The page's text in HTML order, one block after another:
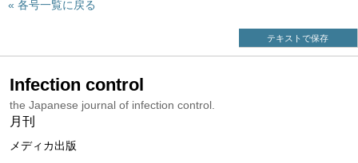
各号一覧に戻る
テキストで保存
Infection control
the Japanese journal of infection control.
月刊
メディカ出版